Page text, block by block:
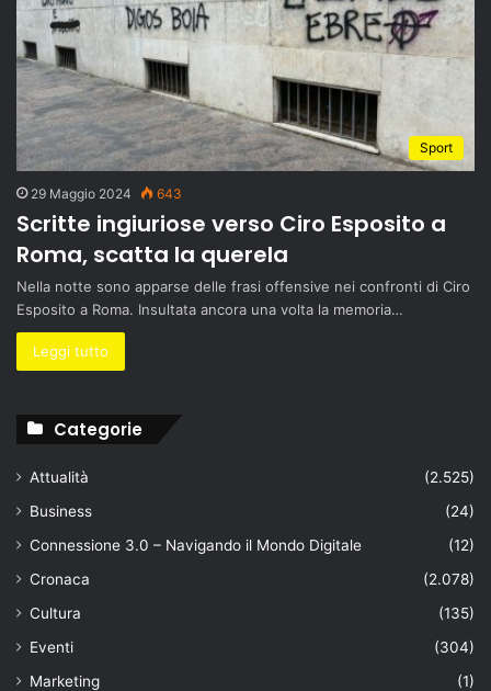
Sport
29 Maggio 2024 643
Scritte ingiuriose verso Ciro Esposito a
Roma, scatta la querela
Nella notte sono apparse delle frasi offensive nei confronti di Ciro
Esposito a Roma. Insultata ancora una volta la memoria…
Leggi tutto
Categorie
Attualità
(2.525)
Business
(24)
Connessione 3.0 – Navigando il Mondo Digitale
(12)
Cronaca
(2.078)
Cultura
(135)
Eventi
(304)
Marketing
(1)